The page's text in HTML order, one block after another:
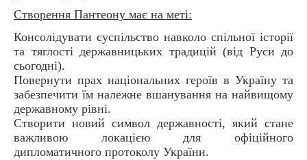
Створення Пантеону має на меті:
Консолідувати суспільство навколо спільної історії
та тяглості державницьких традицій (від Руси до
сьогодні).
Повернути прах національних героїв в Україну та
забезпечити їм належне вшанування на найвищому
державному рівні.
Створити новий символ державності, який стане
важливою локацією для офіційного
дипломатичного протоколу України.